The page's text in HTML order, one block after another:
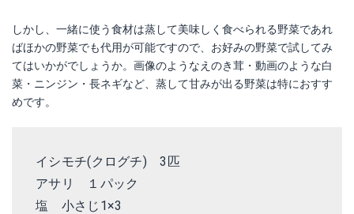
しかし、一緒に使う食材は蒸して美味しく食べられる野菜であれ
ばほかの野菜でも代用が可能ですので、お好みの野菜で試してみ
てはいかがでしょうか。画像のようなえのき茸・動画のような白
菜・ニンジン・長ネギなど、蒸して甘みが出る野菜は特におすす
めです。
イシモチ(クログチ) 3匹
アサリ １パック
塩 小さじ1×3